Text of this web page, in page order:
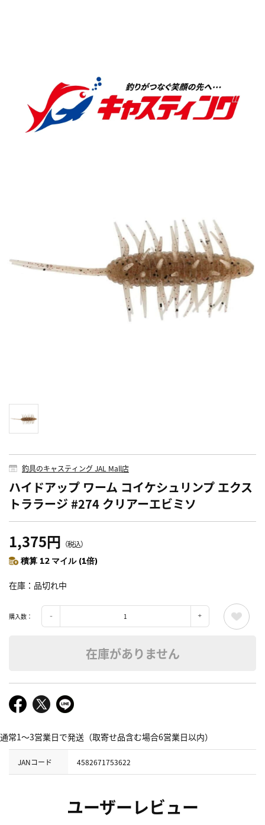
釣具のキャスティング JAL Mall店
ハイドアップ ワーム コイケシュリンプ エクス
トララージ #274 クリアーエビミソ
1,375円 （税込）
積算 12 マイル (1倍)
在庫 品切れ中
購入数：
在庫がありません
通常1～3営業日で発送（取寄せ品含む場合6営業日以内）
JANコード 4582671753622
ユーザーレビュー